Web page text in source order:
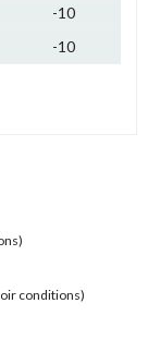
-10
-10
conditions)